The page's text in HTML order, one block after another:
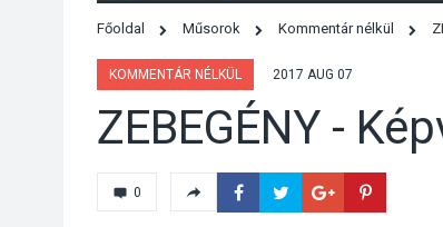
Főoldal Műsorok Kommentár nélkül
KOMMENTÁR NÉLKÜL 2017 AUG 07
ZEBEGÉNY -
0